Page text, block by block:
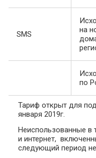
SMS
на
по
Тариф открыт для
января 2019г.
Неиспользованные в
и интернет,
следующий период не